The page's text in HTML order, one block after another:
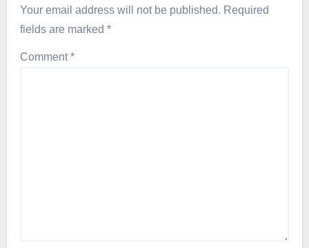
Your email address will not be published. Required
fields are marked *
Comment*